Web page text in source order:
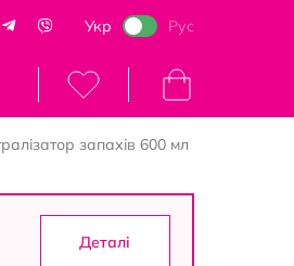
Укр Рус
Кошик
запахів 600 мл
Деталі